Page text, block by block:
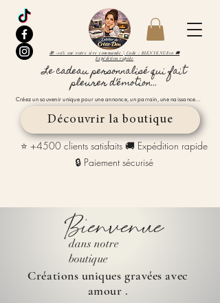
Bienvenue
dans notre
boutique
Créations uniques gravées avec
amour .
Le cadeau personnalisé qui fait
pleurer d’émotion...
Découvrir la boutique
⭐ +4500 clients satisfaits 🚚 Expédition rapide
🔒 Paiement sécurisé
🎁 -10% sur votre 1ère commande | Code : BIENVENUE10 🚚
Expédition rapide
Créez un souvenir unique pour une annonce, un parrain, une naissance…